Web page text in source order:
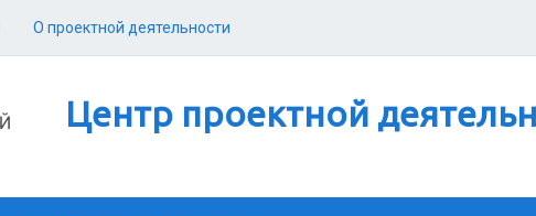
О проектной деятельности
Центр проектной